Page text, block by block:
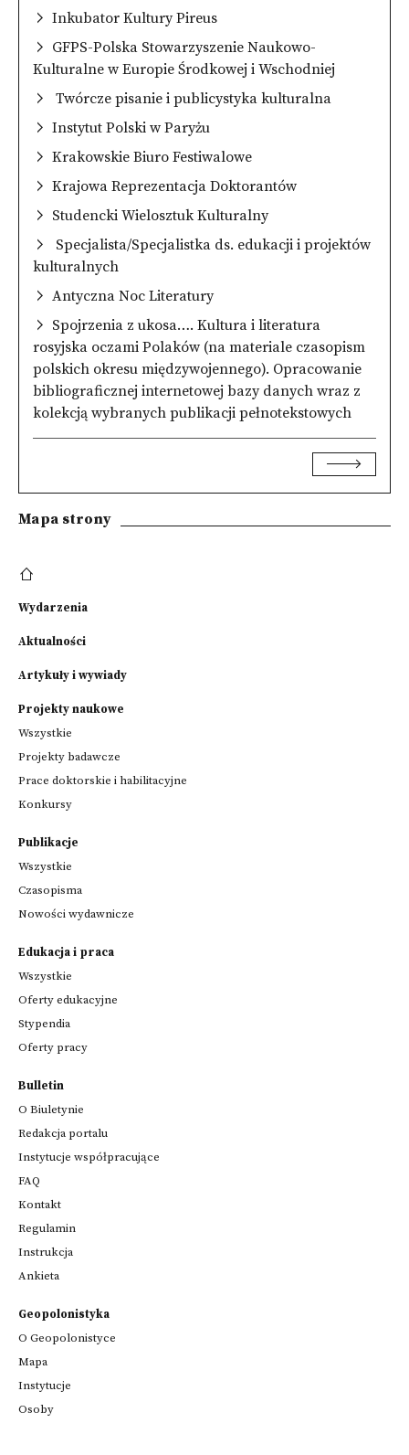
Inkubator Kultury Pireus
GFPS-Polska Stowarzyszenie Naukowo-
Kulturalne w Europie Środkowej i Wschodniej
Twórcze pisanie i publicystyka kulturalna
Instytut Polski w Paryżu
Krakowskie Biuro Festiwalowe
Krajowa Reprezentacja Doktorantów
Studencki Wielosztuk Kulturalny
Specjalista/Specjalistka ds. edukacji i projektów
kulturalnych
Antyczna Noc Literatury
Spojrzenia z ukosa…. Kultura i literatura
rosyjska oczami Polaków (na materiale czasopism
polskich okresu międzywojennego). Opracowanie
bibliograficznej internetowej bazy danych wraz z
kolekcją wybranych publikacji pełnotekstowych
Mapa strony
Wydarzenia
Aktualności
Artykuły i wywiady
Projekty naukowe
Wszystkie
Projekty badawcze
Prace doktorskie i habilitacyjne
Konkursy
Publikacje
Wszystkie
Czasopisma
Nowości wydawnicze
Edukacja i praca
Wszystkie
Oferty edukacyjne
Stypendia
Oferty pracy
Bulletin
O Biuletynie
Redakcja portalu
Instytucje współpracujące
FAQ
Kontakt
Regulamin
Instrukcja
Ankieta
Geopolonistyka
O Geopolonistyce
Mapa
Instytucje
Osoby